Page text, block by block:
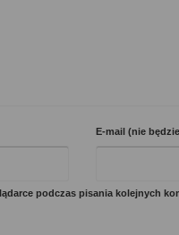
E-mail (nie
podczas pisania kolejnych